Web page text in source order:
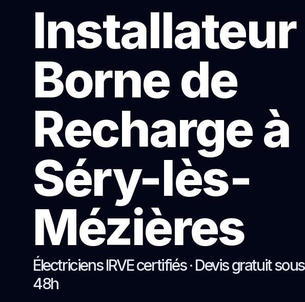
Installateur
Borne de
Recharge à
Séry-lès-
Mézières
Électriciens IRVE certifiés · Devis gratuit sous
48h